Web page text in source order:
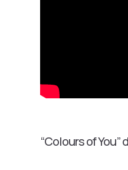
“Colours of You”